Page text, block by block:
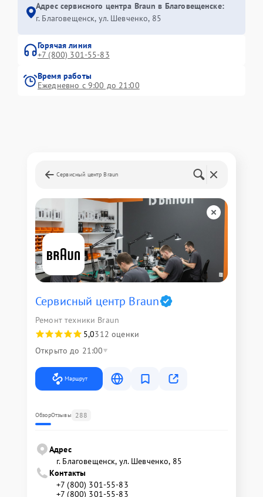
Адрес сервисного центра Braun в Благовещенске:
г. Благовещенск, ул. Шевченко, 85
Горячая линия
+7 (800) 301-55-83
Время работы
Ежедневно с 9:00 до 21:00
Сервисный центр Braun
Сервисный центр Braun
Ремонт техники Braun
5,0312 оценки
Открыто до 21:00
Маршрут
ОбзорОтзывы 288
Адрес
г. Благовещенск, ул. Шевченко, 85
Контакты
+7 (800) 301-55-83
+7 (800) 301-55-83